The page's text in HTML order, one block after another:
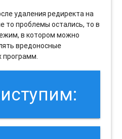
удаления редиректа на
то проблемы остались, то в
в котором можно
вредоносные
программ.